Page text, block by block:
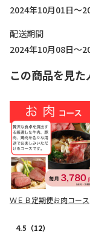
2024年10月01日～
配送期間
2024年10月08日～
この商品を見
ＷＥＢ定期便お肉コース
4.5 （12）